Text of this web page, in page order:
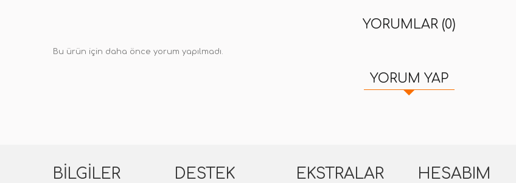
YORUMLAR (0)
Bu ürün için daha önce yorum yapılmadı.
YORUM YAP
BILGILER DESTEK EKSTRALAR HESABIM